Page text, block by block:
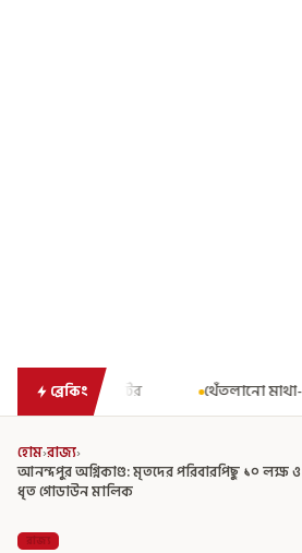
ব্রেকিং
থেঁতলানো মাথা-গোপনাঙ্গে রড!
হোম›রাজ্য›
আনন্দপুর অগ্নিকাণ্ড: মৃতদের পরিবারপিছু ১০ লক্ষ ও
ধৃত গোডাউন মালিক
রাজ্য